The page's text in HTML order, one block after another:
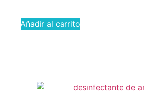
Añadir al carrito